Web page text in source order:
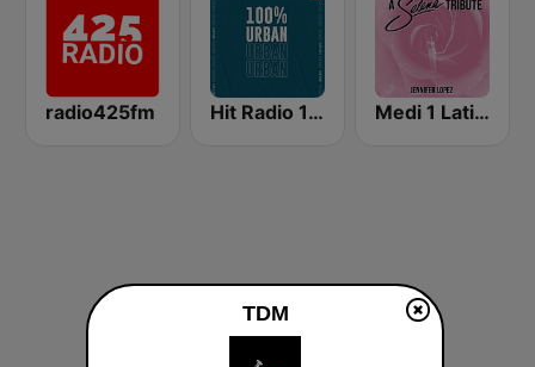
radio425fm Hit Radio 100% Urban (هيت راديو) Medi 1 Latino (ميدى1 لاتينو)
TDM